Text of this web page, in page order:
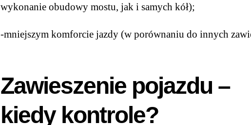
wykonanie obudowy mostu, jak i samych kół);
-mniejszym komforcie jazdy (w porównaniu do innych
Zawieszenie pojazdu –
kiedy kontrole?